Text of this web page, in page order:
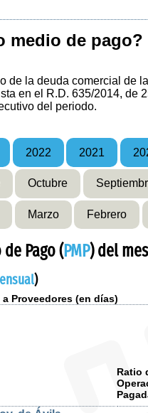
medio de pago?
de la deuda comercial de
en el R.D. 635/2014, de
del periodo.
2022 2021
Octubre
Marzo Febrero
Pago (PMP) del
)
Proveedores (en días)
Ratio